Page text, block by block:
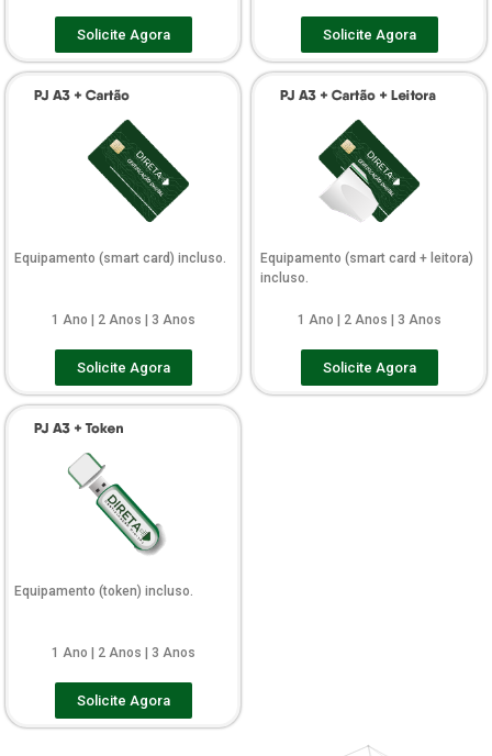
Solicite Agora Solicite Agora
Equipamento (smart card) incluso.
1 Ano | 2 Anos | 3 Anos
Solicite Agora
Equipamento (smart card + leitora)
incluso.
1 Ano | 2 Anos | 3 Anos
Solicite Agora
Equipamento (token) incluso.
1 Ano | 2 Anos | 3 Anos
Solicite Agora